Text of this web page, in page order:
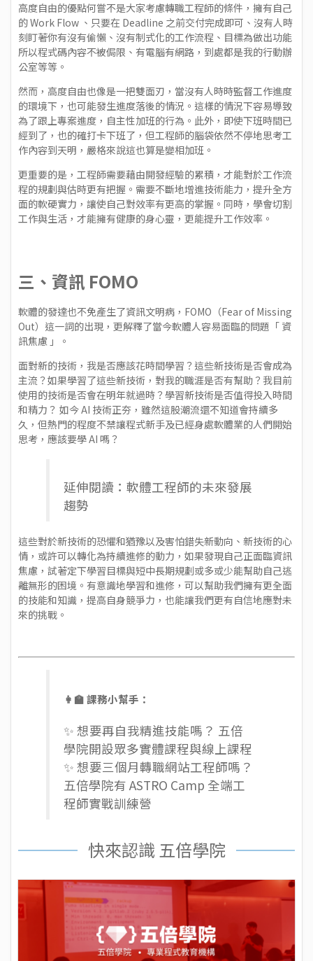
高度自由的優點何嘗不是大家考慮轉職工程師的條件，擁有自己
的 Work Flow 、只要在 Deadline 之前交付完成即可、沒有人時
刻盯著你有沒有偷懶、沒有制式化的工作流程、目標為做出功能
所以程式碼內容不被侷限、有電腦有網路，到處都是我的行動辦
公室等等。
然而，高度自由也像是一把雙面刃，當沒有人時時監督工作進度
的環境下，也可能發生進度落後的情況。這樣的情況下容易導致
為了跟上專案進度，自主性加班的行為。此外，即使下班時間已
經到了，也的確打卡下班了，但工程師的腦袋依然不停地思考工
作內容到天明，嚴格來說這也算是變相加班。
更重要的是，工程師需要藉由開發經驗的累積，才能對於工作流
程的規劃與估時更有把握。需要不斷地增進技術能力，提升全方
面的軟硬實力，讓使自己對效率有更高的掌握。同時，學會切割
工作與生活，才能擁有健康的身心靈，更能提升工作效率。
三、資訊 FOMO
軟體的發達也不免產生了資訊文明病，FOMO（Fear of Missing
Out）這一詞的出現，更解釋了當今軟體人容易面臨的問題「 資
訊焦慮 」。
面對新的技術，我是否應該花時間學習？這些新技術是否會成為
主流？如果學習了這些新技術，對我的職涯是否有幫助？我目前
使用的技術是否會在明年就過時？學習新技術是否值得投入時間
和精力？ 如今 AI 技術正夯，雖然這股潮流還不知道會持續多
久，但熱門的程度不禁讓程式新手及已經身處軟體業的人們開始
思考，應該要學 AI 嗎？
延伸閱讀： 軟體工程師的未來發展
趨勢
這些對於新技術的恐懼和猶豫以及害怕錯失新動向、新技術的心
情，或許可以轉化為持續進修的動力，如果發現自己正面臨資訊
焦慮，試著定下學習目標與短中長期規劃或多或少能幫助自己逃
離無形的困境。有意識地學習和進修，可以幫助我們擁有更全面
的技能和知識，提高自身競爭力，也能讓我們更有自信地應對未
來的挑戰。
👩‍🏫 課務小幫手：
✨ 想要再自我精進技能嗎？ 五倍
學院開設眾多實體課程與線上課程
✨ 想要三個月轉職網站工程師嗎？
五倍學院有 ASTRO Camp 全端工
程師實戰訓練營
快來認識 五倍學院